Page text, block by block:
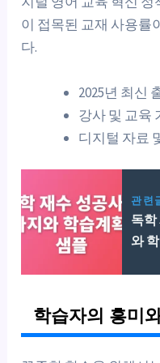
이 접목된 교재 사용률
다.
2025년 최신
강사 및 교육
디지털 자료
관련
독학
와
학습자의 흥미